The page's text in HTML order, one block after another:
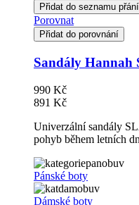
Přidat do seznamu přání
Porovnat
Přidat do porovnání
Sandály Hannah
990 Kč
891 Kč
Univerzální sandály
pohyb během letních
Pánské boty
Dámské boty